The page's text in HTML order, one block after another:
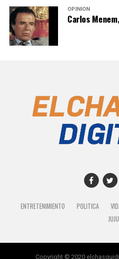
OPINIÓN
Carlos
ENTRETENIMIENTO POLITICA
Copyright © 2020